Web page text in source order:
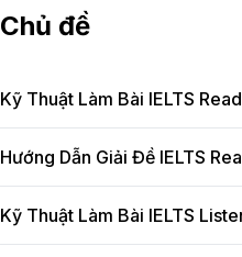
Chủ đề
Kỹ Thuật Làm Bài IELTS
Hướng Dẫn Giải Đề IELTS
Kỹ Thuật Làm Bài IELTS